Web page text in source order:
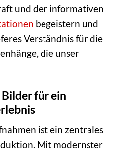
und der informativen
begeistern und
Verständnis für die
die unser
für ein
ist ein zentrales
Mit modernster